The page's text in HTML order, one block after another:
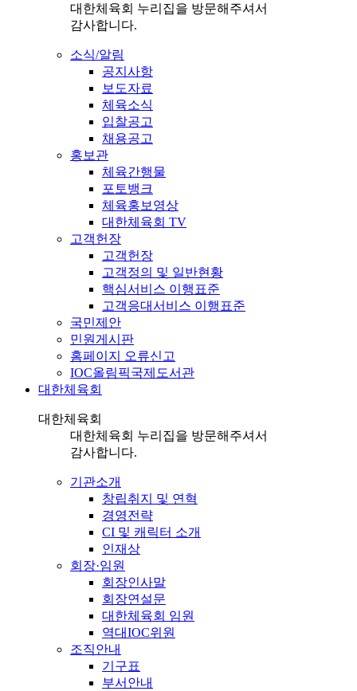
대한체육회 누리집을 방문해주셔서
감사합니다.
소식/알림
공지사항
보도자료
체육소식
입찰공고
채용공고
홍보관
체육간행물
포토뱅크
체육홍보영상
대한체육회 TV
고객헌장
고객헌장
고객정의 및 일반현황
핵심서비스 이행표준
고객응대서비스 이행표준
국민제안
민원게시판
홈페이지 오류신고
IOC올림픽국제도서관
대한체육회
대한체육회
대한체육회 누리집을 방문해주셔서
감사합니다.
기관소개
창립취지 및 연혁
경영전략
CI 및 캐릭터 소개
인재상
회장·임원
회장인사말
회장연설문
대한체육회 임원
역대IOC위원
조직안내
기구표
부서안내